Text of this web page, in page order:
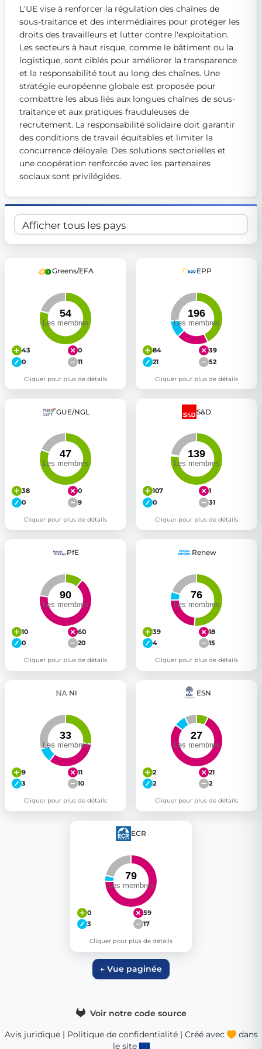
Get Involved
Become a member:Join us to advance digital democracy
Volunteer:Contribute your skills in technology, design,
Support democracy:Help us strengthen accountability
L'UE vise à renforcer la régulation des chaînes de
sous-traitance et des intermédiaires pour protéger les
droits des travailleurs et lutter contre l'exploitation.
Les secteurs à haut risque, comme le bâtiment ou la
logistique, sont ciblés pour améliorer la transparence
et la responsabilité tout au long des chaînes. Une
stratégie européenne globale est proposée pour
combattre les abus liés aux longues chaînes de sous-
traitance et aux pratiques frauduleuses de
recrutement. La responsabilité solidaire doit garantir
des conditions de travail équitables et limiter la
concurrence déloyale. Des solutions sectorielles et
une coopération renforcée avec les partenaires
sociaux sont privilégiées.
Greens/EFA
43
0
0
11
Cliquer pour plus de détails
EPP
84
39
21
52
Cliquer pour plus de détails
GUE/NGL
38
0
0
9
Cliquer pour plus de détails
S&D
107
1
0
31
Cliquer pour plus de détails
PfE
10
60
0
20
Cliquer pour plus de détails
Renew
39
18
4
15
Cliquer pour plus de détails
NI
9
11
3
10
Cliquer pour plus de détails
ESN
2
21
2
2
Cliquer pour plus de détails
ECR
0
59
3
17
Cliquer pour plus de détails
← Vue paginée
Voir notre code source
Avis juridique| Politique de confidentialité| Créé avec
dans
le site